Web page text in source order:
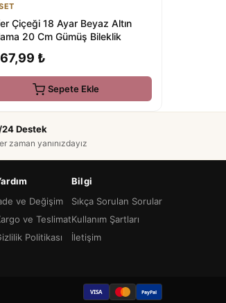
Çiçeği 18 Ayar Beyaz Altın
20 Cm Gümüş Bileklik
₺
Sepete Ekle
Destek
zaman yanınızdayız
ve Değişim
ve Teslimat
Politikası
Bilgi
Sıkça Sorulan Sorular
Kullanım Şartları
İletişim
VISA PayPal